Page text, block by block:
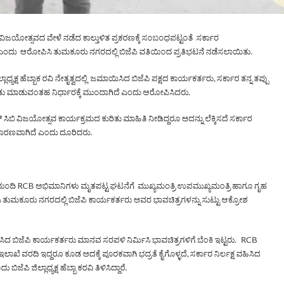
ವೇಳೆ ನಡೆದ ಕಾಲ್ತುಳಿತ ಪ್ರಕರಣಕ್ಕೆ ಸಂಬಂಧಪಟ್ಟಂತೆ ಸರ್ಕಾರ
ಆರೋಪಿಸಿ ತುಮಕೂರು ನಗರದಲ್ಲಿ ಬಿಜೆಪಿ ವತಿಯಿಂದ ಪ್ರತಿಭಟನೆ ನಡೆಸಲಾಯಿತು.
ಹೆಬ್ಬಾಕ ರವಿ ನೇತೃತ್ವದಲ್ಲಿ ಜಮಾಯಿಸಿದ ಬಿಜೆಪಿ ಪಕ್ಷದ ಕಾರ್ಯಕರ್ತರು, ಸರ್ಕಾರ ತನ್ನ ತಪ್ಪು
ಮಾಡುವಂತಹ ನಿರ್ಧಾರಕ್ಕೆ ಮುಂದಾಗಿದೆ ಎಂದು ಆರೋಪಿಸಿದರು.
ಸಿಬಿ ವಿಜಯೋತ್ಸವ ಕಾರ್ಯಕ್ರಮದ ಕುರಿತು ಮಾಹಿತಿ ನೀಡಿದ್ದರೂ ಅದನ್ನು ಲೆಕ್ಕಿಸದೆ ಸರ್ಕಾರ
ಎಂದು ದೂರಿದರು.
RCB ಅಭಿಮಾನಿಗಳು ಮೃತಪಟ್ಟ ಘಟನೆಗೆ ಮುಖ್ಯಮಂತ್ರಿ ಉಪಮುಖ್ಯಮಂತ್ರಿ ಹಾಗೂ ಗೃಹ
ನಗರದಲ್ಲಿ ಬಿಜೆಪಿ ಕಾರ್ಯಕರ್ತರು ಅವರ ಭಾವಚಿತ್ರಗಳನ್ನು ಸುಟ್ಟು ಆಕ್ರೋಶ
ಬಿಜೆಪಿ ಕಾರ್ಯಕರ್ತರು ಮಾನವ ಸರಪಳಿ ನಿರ್ಮಿಸಿ ಭಾವಚಿತ್ರಗಳಿಗೆ ಬೆಂಕಿ ಇಟ್ಟರು. RCB
ವರದಿ ಇದ್ದರೂ ಕೂಡ ಅದಕ್ಕೆ ಪೂರಕವಾಗಿ ಭದ್ರತೆ ಕೈಗೊಳ್ಳದೆ, ಸರ್ಕಾರ ನಿರ್ಲಕ್ಷ ವಹಿಸಿದ
ಜಿಲ್ಲಾಧ್ಯಕ್ಷ ಹೆಬ್ಬಾ ಕರವಿ ತಿಳಿಸಿದ್ದಾರೆ.